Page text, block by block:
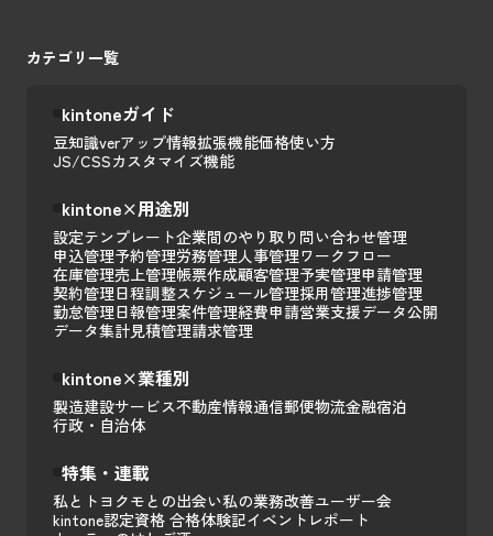
カテゴリ一覧
kintoneガイド
豆知識verアップ情報拡張機能価格使い方
JS/CSSカスタマイズ機能
kintone×用途別
設定テンプレート企業間のやり取り 問い合わせ管理
申込管理予約管理労務管理人事管理ワークフロー
在庫管理売上管理帳票作成顧客管理予実管理申請管理
契約管理日程調整スケジュール管理採用管理進捗管理
勤怠管理日報管理案件管理経費申請営業支援データ公開
データ集計見積管理請求管理
kintone×業種別
製造建設サービス不動産情報通信郵便物流金融宿泊
行政・自治体
特集・連載
私とトヨクモとの出会い私の業務改善ユーザー会
kintone認定資格 合格体験記イベントレポート